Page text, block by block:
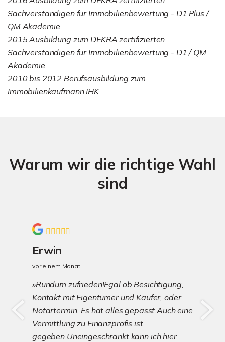
Sachverständigen für Immobilienbewertung - D1 Plus /
QM Akademie
2015 Ausbildung zum DEKRA zertifizierten
Sachverständigen für Immobilienbewertung - D1 / QM
Akademie
2010 bis 2012 Berufsausbildung zum
Immobilienkaufmann IHK
Warum wir die richtige Wahl
sind
Erwin
vor einem Monat
Rundum zufrieden!Egal ob Besichtigung,
Kontakt mit Eigentümer und Käufer, oder
Notartermin. Es hat alles gepasst.Auch eine
Vermittlung zu Finanzprofis ist
gegeben.Uneingeschränkt kann ich hier